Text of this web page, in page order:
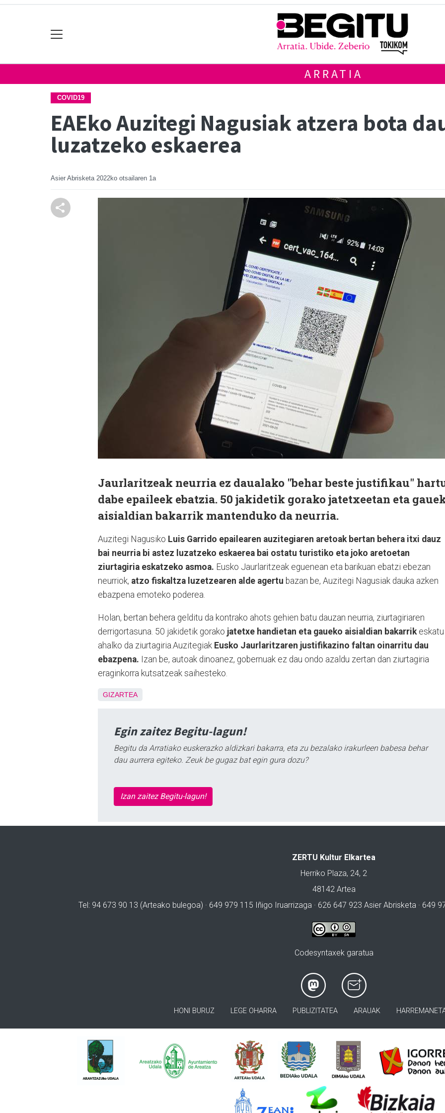
ARRATIA
COVID19
EAEko Auzitegi Nagusiak atzera bota
luzatzeko eskaerea
Asier Abrisketa 2022ko otsailaren 1a
Jaurlaritzeak neurria ez daualako "behar beste justifikau"
dabe epaileek ebatzia. 50 jakidetik gorako jatetxeetan eta
aisialdian bakarrik mantenduko da neurria.
Auzitegi Nagusiko Luis Garrido epailearen auzitegiaren aretoak bertan behera itxi dauz
bai neurria bi astez luzatzeko eskaerea bai ostatu turistiko eta joko aretoetan
ziurtagiria eskatzeko asmoa. Eusko Jaurlaritzeak eguenean eta barikuan ebatzi ebezan
neurriok, atzo fiskaltza luzetzearen alde agertu bazan be, Auzitegi Nagusiak dauka azken
ebazpena emoteko poderea.
Holan, bertan behera gelditu da kontrako ahots gehien batu dauzan neurria, ziurtagiriaren
derrigortasuna. 50 jakidetik gorako jatetxe handietan eta gaueko aisialdian bakarrik eskatu
ahalko da ziurtagiria.Auzitegiak Eusko Jaurlaritzaren justifikazino faltan oinarritu dau
ebazpena. Izan be, autoak dinoanez, gobernuak ez dau ondo azaldu zertan dan ziurtagiria
eraginkorra kutsatzeak saihesteko.
GIZARTEA
Egin zaitez Begitu-lagun!
Begitu da Arratiako euskerazko aldizkari bakarra, eta zu bezalako irakurleen babesa behar
dau aurrera egiteko. Zeuk be gugaz bat egin gura dozu?
Izan zaitez Begitu-lagun!
ZERTU Kultur Elkartea
Herriko Plaza, 24, 2
48142 Artea
Tel: 94 673 90 13 (Arteako bulegoa) · 649 979 115 Iñigo Iruarrizaga · 626 647 923 Asier Abrisketa · 649
Codesyntaxek garatua
HONI BURUZ LEGE OHARRA PUBLIZITATEA ARAUAK